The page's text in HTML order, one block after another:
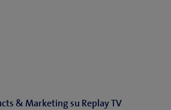
& Marketing su Replay TV